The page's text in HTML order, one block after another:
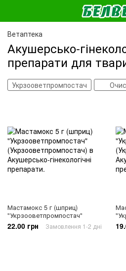
Ветаптека
Акушерсько-
препарати для
Укрзооветпромпостач
Мастамокс 5 г (шприц)
"Укрзооветпромпостач"
22.00 грн Замовлення 1-2 дні